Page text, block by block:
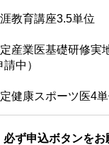
教育講座3.5単位
産業医基礎研修実
中）
健康スポーツ医4単
ず申込ボタンをお